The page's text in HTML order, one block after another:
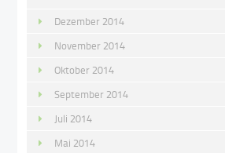
Dezember 2014
November 2014
Oktober 2014
September 2014
Juli 2014
Mai 2014